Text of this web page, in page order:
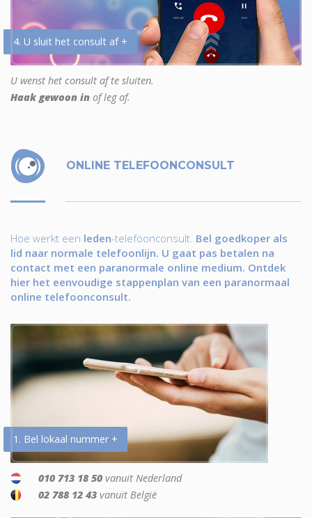
4. U sluit het consult af +
U wenst het consult af te sluiten.
Haak gewoon in of leg af.
ONLINE TELEFOONCONSULT
Hoe werkt een leden-telefoonconsult. Bel goedkoper als
lid naar normale telefoonlijn. U gaat pas betalen na
contact met een paranormale online medium. Ontdek
hier het eenvoudige stappenplan van een paranormaal
online telefoonconsult.
1. Bel lokaal nummer +
010 713 18 50 vanuit Nederland
02 788 12 43 vanuit België